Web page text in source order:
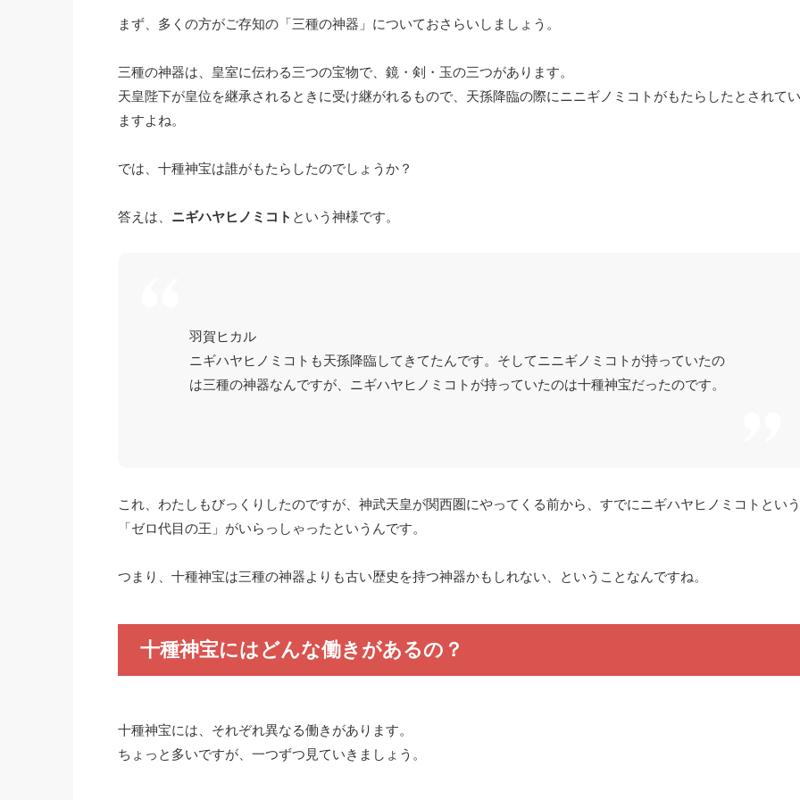
まず、多くの方がご存知の「三種の神器」についておさらいしましょう。
三種の神器は、皇室に伝わる三つの宝物で、鏡・剣・玉の三つがあります。
天皇陛下が皇位を継承されるときに受け継がれるもので、天孫降臨の際にニニギノミコトがもたらしたとされてい
ますよね。
では、十種神宝は誰がもたらしたのでしょうか？
答えは、 ニギハヤヒノミコト という神様です。
羽賀ヒカル
ニギハヤヒノミコトも天孫降臨してきてたんです。そしてニニギノミコトが持っていたの
は三種の神器なんですが、ニギハヤヒノミコトが持っていたのは十種神宝だったのです。
これ、わたしもびっくりしたのですが、神武天皇が関西圏にやってくる前から、すでにニギハヤヒノミコトという
「ゼロ代目の王」がいらっしゃったというんです。
つまり、十種神宝は三種の神器よりも古い歴史を持つ神器かもしれない、ということなんですね。
十種神宝にはどんな働きがあるの？
十種神宝には、それぞれ異なる働きがあります。
ちょっと多いですが、一つずつ見ていきましょう。